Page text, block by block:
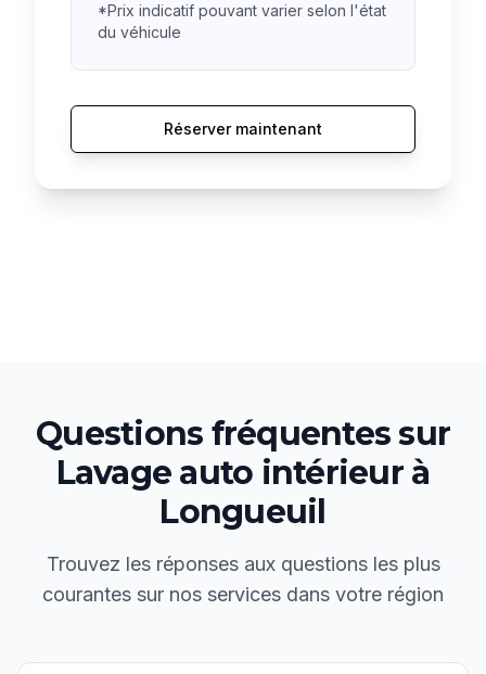
*Prix indicatif pouvant varier selon l'état
du véhicule
Réserver maintenant
Questions fréquentes sur
Lavage auto intérieurà
Longueuil
Trouvez les réponses aux questions les plus
courantes sur nos services dans votre région